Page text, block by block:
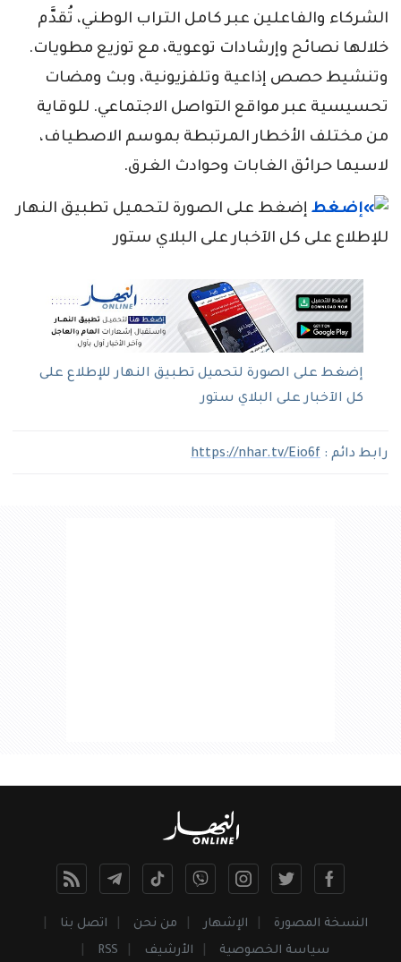
الشركاء والفاعلين عبر كامل التراب الوطني، تُقدَّم
خلالها نصائح وإرشادات توعوية، مع توزيع مطويات.
وتنشيط حصص إذاعية وتلفزيونية، وبث ومضات
تحسيسية عبر مواقع التواصل الاجتماعي. للوقاية
من مختلف الأخطار المرتبطة بموسم الاصطياف،
لاسيما حرائق الغابات وحوادث الغرق.
إضغط على الصورة لتحميل تطبيق النهار
للإطلاع على كل الآخبار على البلاي ستور
إضغط على الصورة لتحميل تطبيق النهار للإطلاع على
كل الآخبار على البلاي ستور
رابط دائم : https://nhar.tv/Eio6f
النسخة المصورة الإشهار من نحن
اتصل بنا
سياسة الخصوصية
الأرشيف RSS